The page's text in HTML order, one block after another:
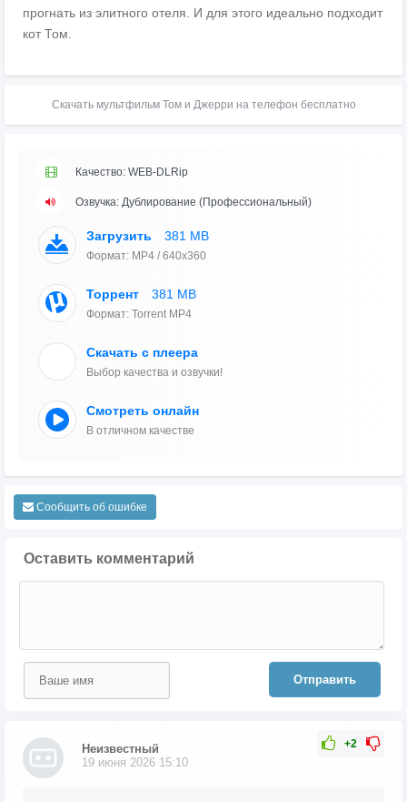
прогнать из элитного отеля. И для этого идеально подходит
кот Том.
Скачать мультфильм Том и Джерри на телефон бесплатно
Качество: WEB-DLRip
Озвучка: Дублирование (Профессиональный)
Загрузить 381 MB
Формат: MP4 / 640x360
Торрент 381 MB
Формат: Torrent MP4
Скачать с плеера
Выбор качества и озвучки!
Смотреть онлайн
В отличном качестве
Сообщить об ошибке
Оставить комментарий
Отправить
+2
Неизвестный
19 июня 2026 15:10